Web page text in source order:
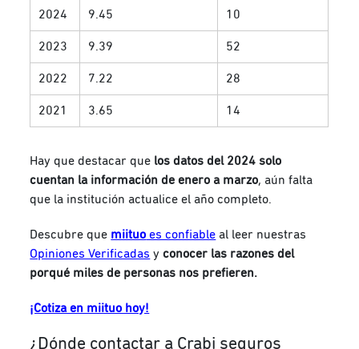
2024 9.45 10
2023 9.39 52
2022 7.22 28
2021 3.65 14
Hay que destacar que los datos del 2024 solo
cuentan la información de enero a marzo, aún falta
que la institución actualice el año completo.
Descubre que miituo es confiable al leer nuestras
Opiniones Verificadas yconocer las razones del
porqué miles de personas nos prefieren.
¡Cotiza en miituo hoy!
¿Dónde contactar a Crabi seguros